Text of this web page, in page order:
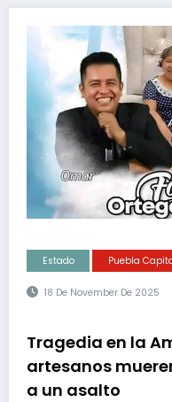
Estado Puebla
18 De November De 2025
Tragedia en la
artesanos
a un asalto